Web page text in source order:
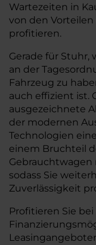
Wartezeiten in
von den Vorteilen
profitieren.
Gerade für Stuhr,
an der
Fahrzeug zu
auch effizient ist.
ausgezeichnete
der modernen
Technologien
einem Bruchteil
Gebrauchtwagen
sodass Sie
Zuverlässigkeit
Profitieren Sie